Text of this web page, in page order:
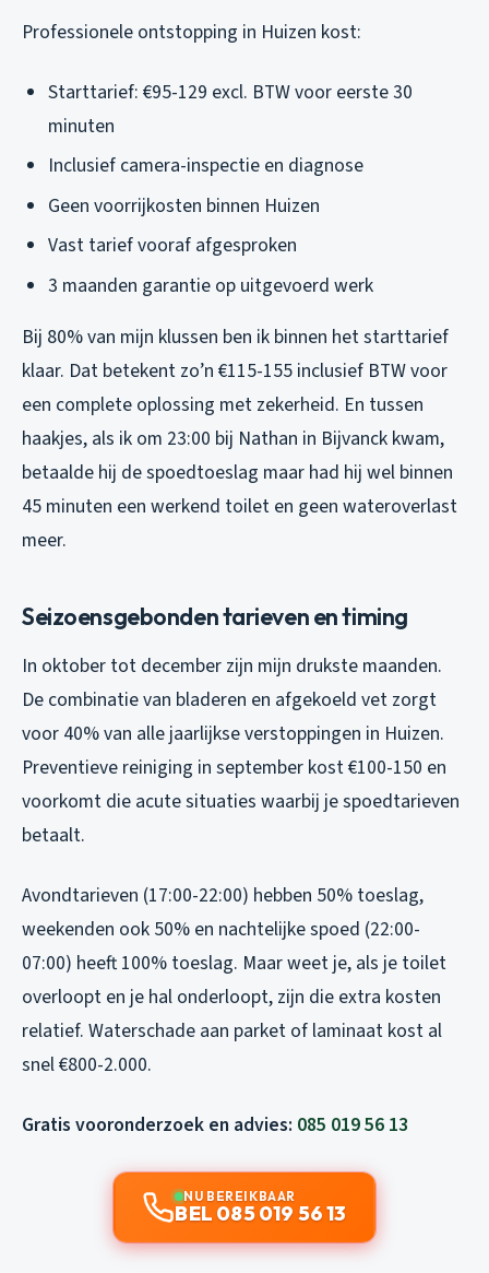
Professionele ontstopping in Huizen kost:
Starttarief: €95-129 excl. BTW voor eerste 30
minuten
Inclusief camera-inspectie en diagnose
Geen voorrijkosten binnen Huizen
Vast tarief vooraf afgesproken
3 maanden garantie op uitgevoerd werk
Bij 80% van mijn klussen ben ik binnen het starttarief
klaar. Dat betekent zo’n €115-155 inclusief BTW voor
een complete oplossing met zekerheid. En tussen
haakjes, als ik om 23:00 bij Nathan in Bijvanck kwam,
betaalde hij de spoedtoeslag maar had hij wel binnen
45 minuten een werkend toilet en geen wateroverlast
meer.
Seizoensgebonden tarieven en timing
In oktober tot december zijn mijn drukste maanden.
De combinatie van bladeren en afgekoeld vet zorgt
voor 40% van alle jaarlijkse verstoppingen in Huizen.
Preventieve reiniging in september kost €100-150 en
voorkomt die acute situaties waarbij je spoedtarieven
betaalt.
Avondtarieven (17:00-22:00) hebben 50% toeslag,
weekenden ook 50% en nachtelijke spoed (22:00-
07:00) heeft 100% toeslag. Maar weet je, als je toilet
overloopt en je hal onderloopt, zijn die extra kosten
relatief. Waterschade aan parket of laminaat kost al
snel €800-2.000.
Gratis vooronderzoek en advies: 085 019 56 13
NU BEREIKBAAR
BEL 085 019 56 13